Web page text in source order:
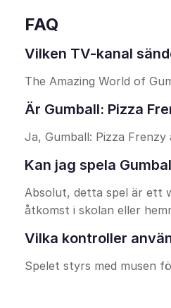
FAQ
Vilken TV-kanal
The Amazing World of
Är Gumball: Pizza
Ja, Gumball: Pizza
Kan jag spela
Absolut, detta spel är ett
åtkomst i skolan eller
Vilka kontroller
Spelet styrs med musen